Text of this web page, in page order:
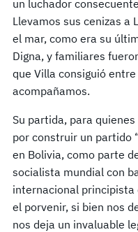
un luchador
Llevamos sus cenizas a
el mar, como era su
Digna, y familiares
que Villa consiguió
acompañamos.
Su partida, para
por construir un partido
en Bolivia, como parte
socialista mundial con
internacional principista
el porvenir, si bien nos
nos deja un invaluable